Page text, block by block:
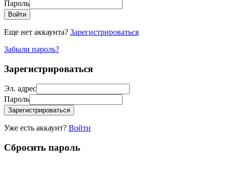
Пароль
Войти
Еще нет аккаунта? Зарегистрироваться
Забыли пароль?
Зарегистрироваться
Эл. адрес
Пароль
Зарегистрироваться
Уже есть аккаунт? Войти
Сбросить пароль